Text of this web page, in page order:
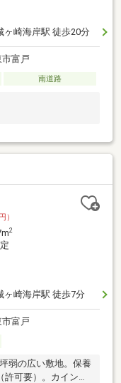
ヶ崎海岸駅 徒歩20分
富戸
南道路
）
2
ヶ崎海岸駅 徒歩7分
富戸
弱の広い敷地。保養
可要）。カインズ